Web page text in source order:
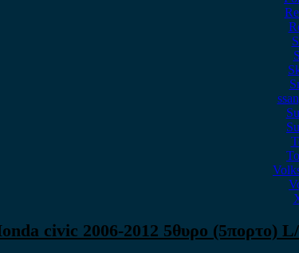
civic 2006-2012 5θυρο (5πορτο)